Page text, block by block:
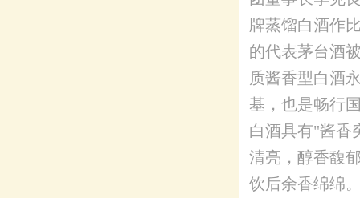
牌蒸馏白酒作
的代表茅台酒
质酱香型白酒
基，也是畅行
白酒具有"酱香
清亮，醇香馥
饮后余香绵绵